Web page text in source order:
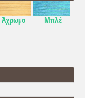
Άχρωμο Μπλέ